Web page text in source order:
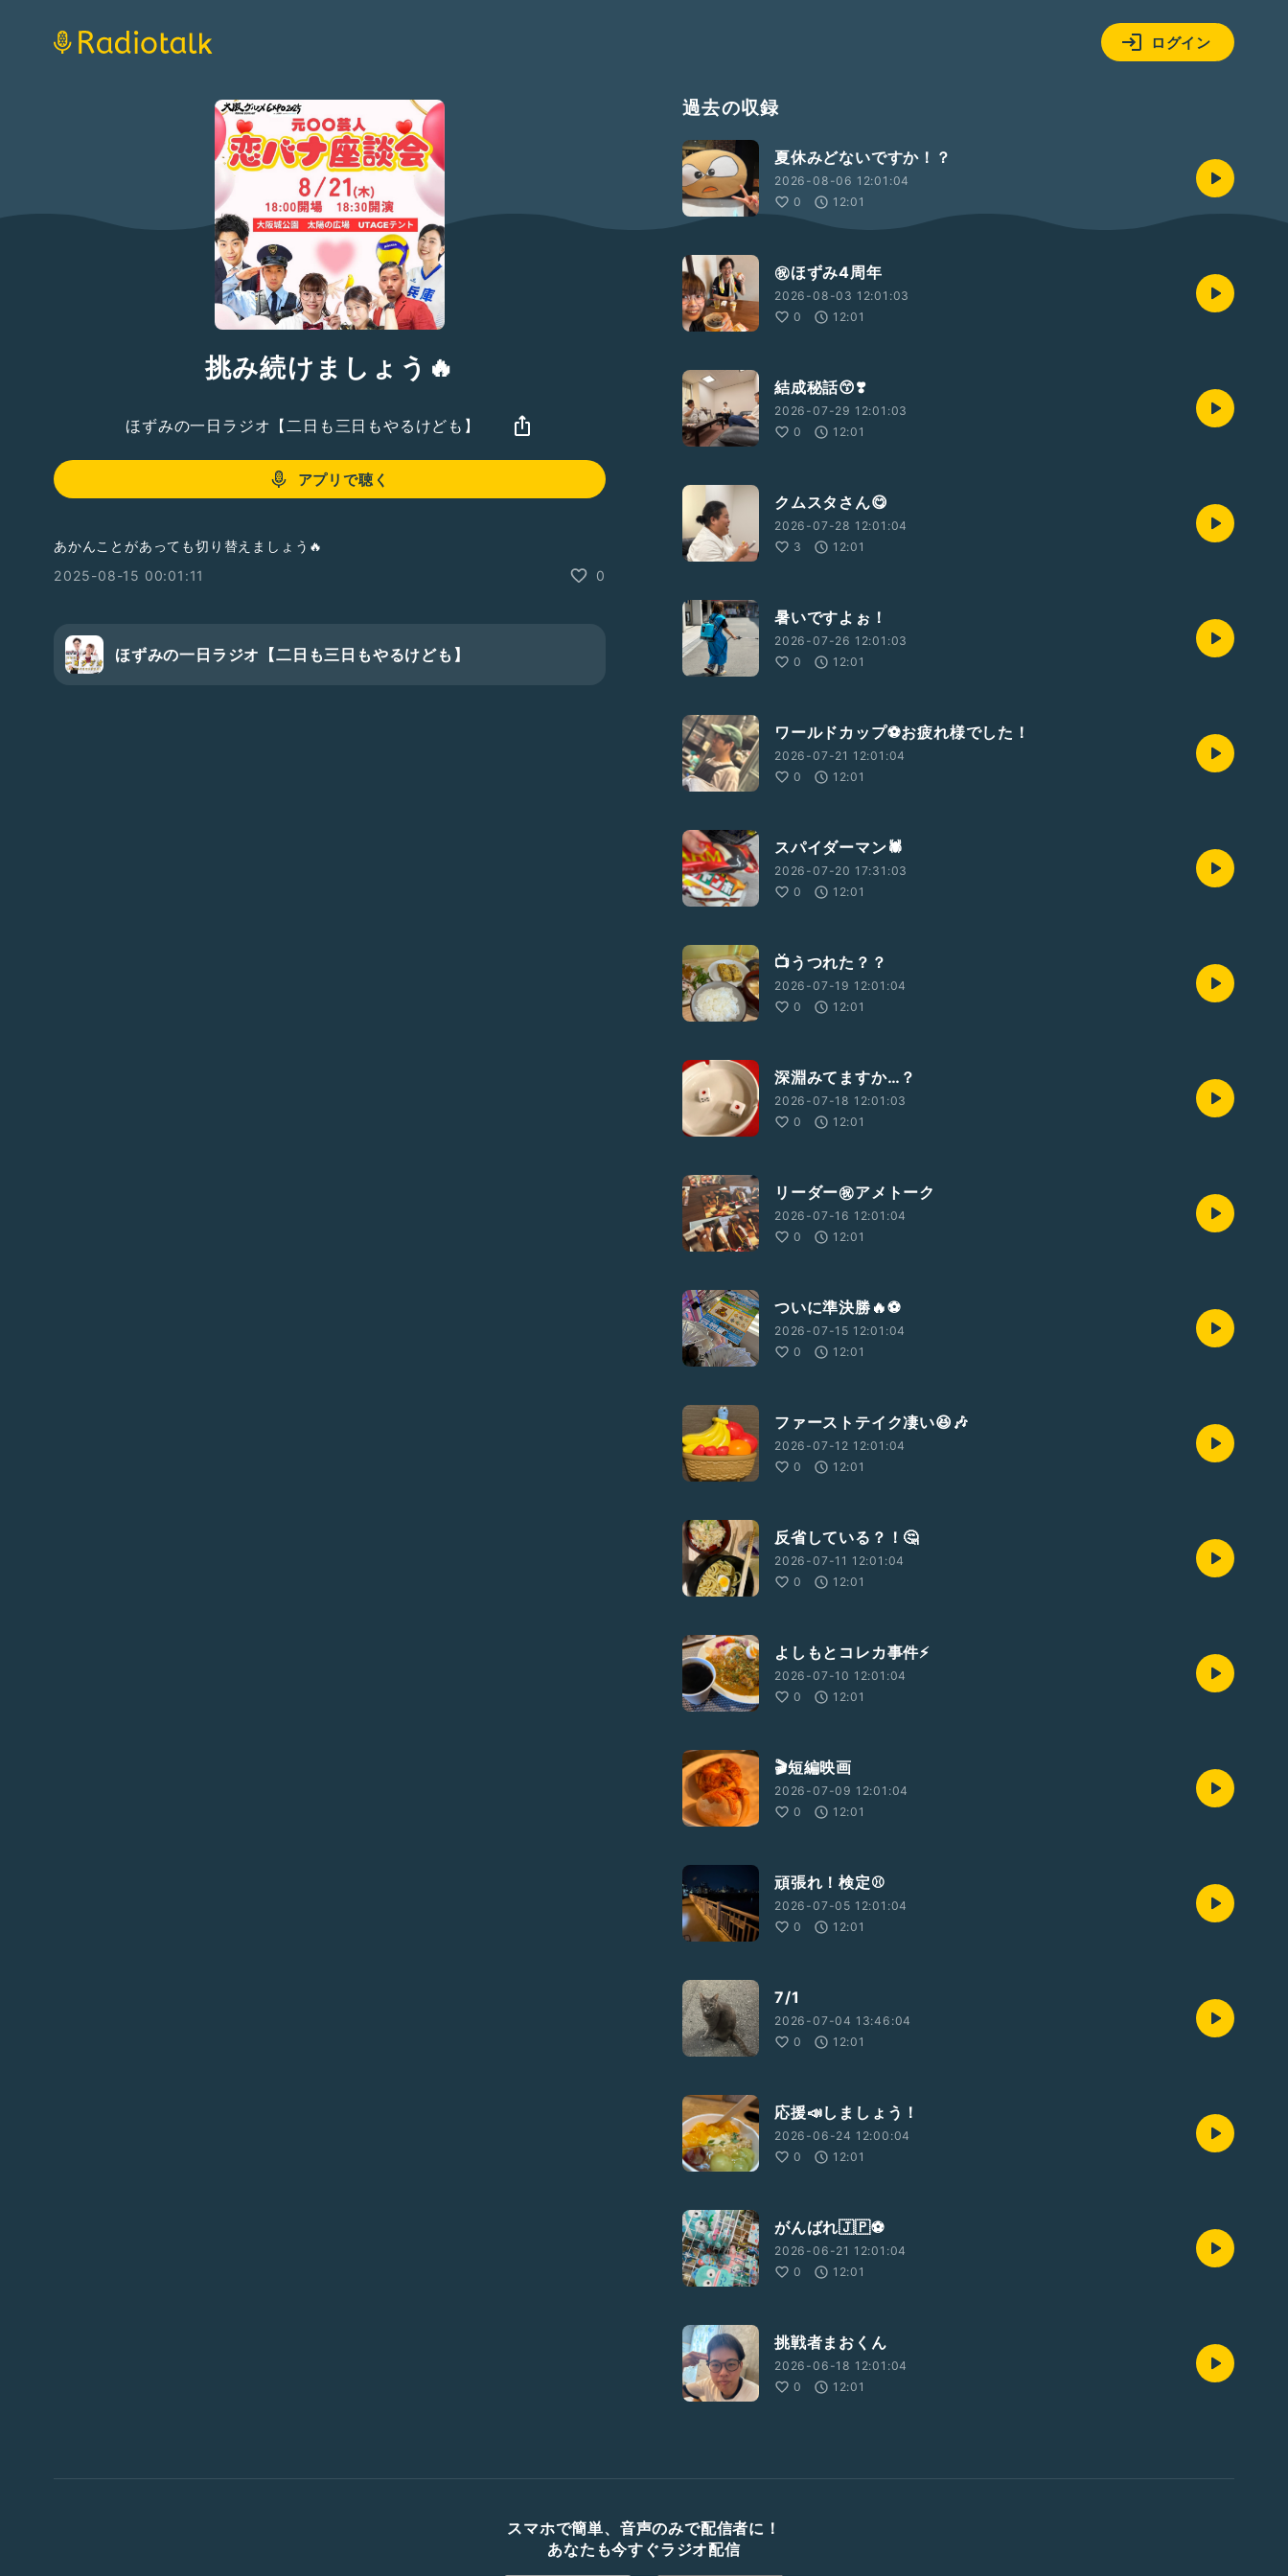
ログイン
挑み続けましょう🔥
ほずみの一日ラジオ【二日も三日もやるけども】
アプリで聴く
あかんことがあっても切り替えましょう🔥
2025-08-15 00:01:11
0
ほずみの一日ラジオ【二日も三日もやるけども】
過去の収録
夏休みどないですか！？
2026-08-06 12:01:04
0
12:01
㊗️ほずみ4周年
2026-08-03 12:01:03
0
12:01
結成秘話😙❣️
2026-07-29 12:01:03
0
12:01
クムスタさん😋
2026-07-28 12:01:04
3
12:01
暑いですよぉ！
2026-07-26 12:01:03
0
12:01
ワールドカップ⚽️お疲れ様でした！
2026-07-21 12:01:04
0
12:01
スパイダーマン🕷️
2026-07-20 17:31:03
0
12:01
📺うつれた？？
2026-07-19 12:01:04
0
12:01
深淵みてますか…？
2026-07-18 12:01:03
0
12:01
リーダー㊗️アメトーク
2026-07-16 12:01:04
0
12:01
ついに準決勝🔥⚽️
2026-07-15 12:01:04
0
12:01
ファーストテイク凄い😆🎶
2026-07-12 12:01:04
0
12:01
反省している？！🤔
2026-07-11 12:01:04
0
12:01
よしもとコレカ事件⚡️
2026-07-10 12:01:04
0
12:01
🎬短編映画
2026-07-09 12:01:04
0
12:01
頑張れ！検定⚾️
2026-07-05 12:01:04
0
12:01
7/1
2026-07-04 13:46:04
0
12:01
応援📣しましょう！
2026-06-24 12:00:04
0
12:01
がんばれ🇯🇵⚽️
2026-06-21 12:01:04
0
12:01
挑戦者まおくん
2026-06-18 12:01:04
0
12:01
スマホで簡単、音声のみで配信者に！
あなたも今すぐラジオ配信